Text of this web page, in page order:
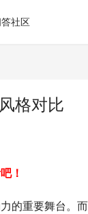
答社区
格对比
！
的重要舞台。